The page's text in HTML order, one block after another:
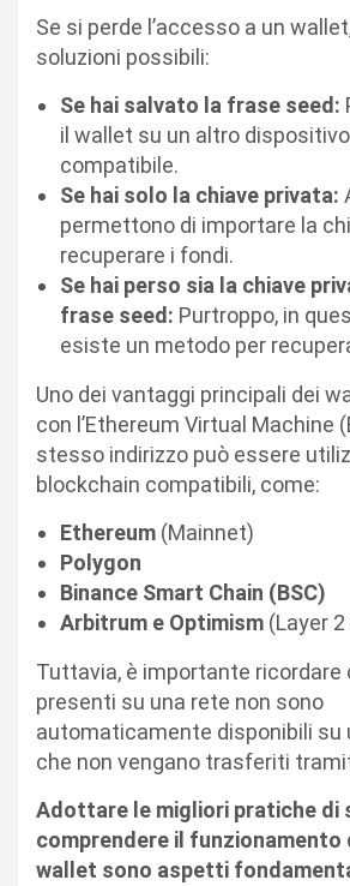
Se si perde l’accesso a un
soluzioni possibili:
Se hai salvato la frase seed:
il wallet su un altro
compatibile.
Se hai solo la chiave privata:
permettono di importare la
recuperare i fondi.
Se hai perso sia la chiave
frase seed: Purtroppo, in
esiste un metodo per
Uno dei vantaggi principali dei
con l’Ethereum Virtual Machine
stesso indirizzo può essere
blockchain compatibili, come:
Ethereum (Mainnet)
Polygon
Binance Smart Chain (BSC)
Arbitrum e Optimism (Layer
Tuttavia, è importante ricordare
presenti su una rete non sono
automaticamente disponibili su
che non vengano trasferiti
Adottare le migliori pratiche di
comprendere il funzionamento
wallet sono aspetti